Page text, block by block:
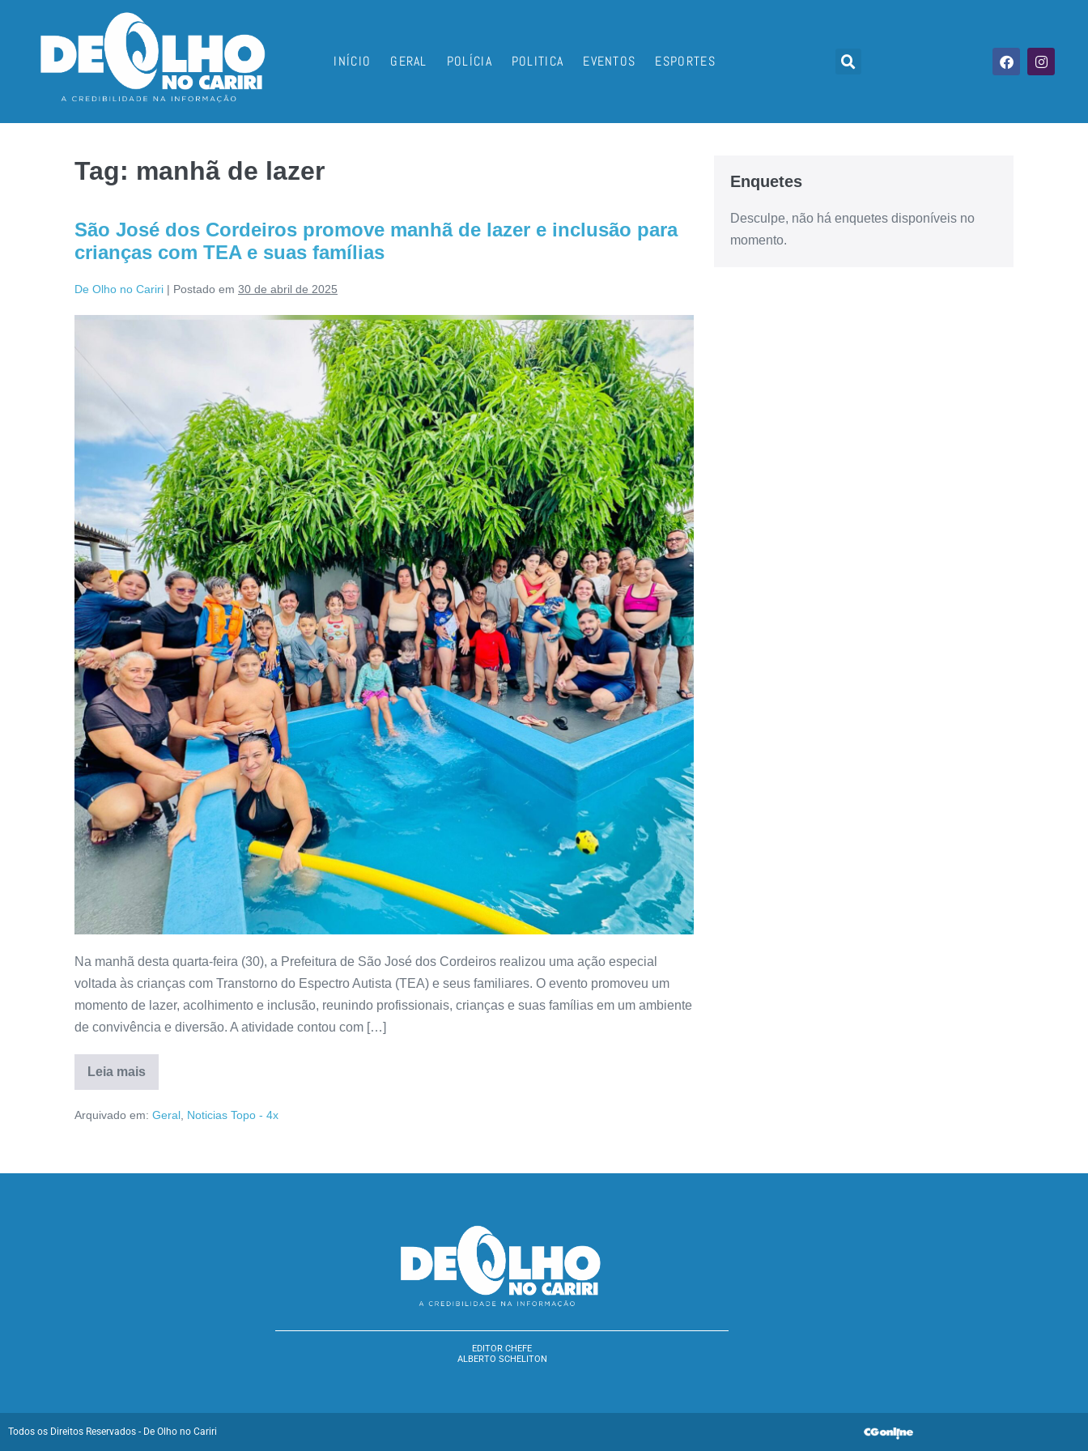
INÍCIO GERAL POLÍCIA POLITICA EVENTOS ESPORTES
Tag: manhã de lazer
São José dos Cordeiros promove manhã de lazer e inclusão para
crianças com TEA e suas famílias
De Olho no Cariri | Postado em 30 de abril de 2025
Na manhã desta quarta-feira (30), a Prefeitura de São José dos Cordeiros realizou uma ação especial
voltada às crianças com Transtorno do Espectro Autista (TEA) e seus familiares. O evento promoveu um
momento de lazer, acolhimento e inclusão, reunindo profissionais, crianças e suas famílias em um ambiente
de convivência e diversão. A atividade contou com […]
Leia mais
Arquivado em: Geral, Noticias Topo - 4x
Enquetes
Desculpe, não há enquetes disponíveis no
momento.
EDITOR CHEFE
ALBERTO SCHELITON
Todos os Direitos Reservados - De Olho no Cariri